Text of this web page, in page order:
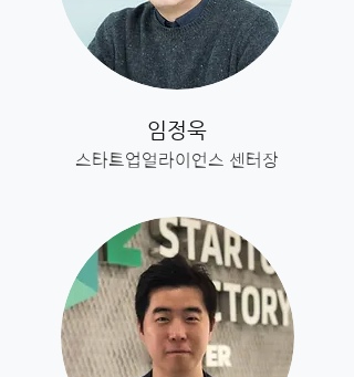
임정욱
스타트업얼라이언스 센터장